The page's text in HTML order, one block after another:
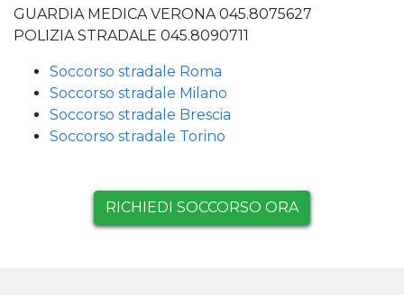
GUARDIA MEDICA VERONA 045.8075627
POLIZIA STRADALE 045.8090711
Soccorso stradale Roma
Soccorso stradale Milano
Soccorso stradale Brescia
Soccorso stradale Torino
RICHIEDI SOCCORSO ORA